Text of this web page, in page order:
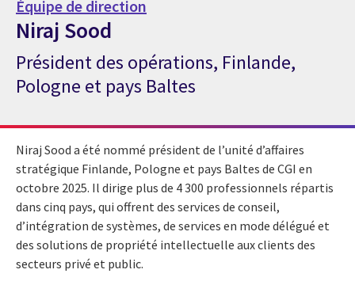
Équipe de direction
Niraj Sood
Expert de CGI Niraj Sood
Président des opérations, Finlande,
Pologne et pays Baltes
Niraj Sood a été nommé président de l’unité d’affaires
stratégique Finlande, Pologne et pays Baltes de CGI en
octobre 2025. Il dirige plus de 4 300 professionnels répartis
dans cinq pays, qui offrent des services de conseil,
d’intégration de systèmes, de services en mode délégué et
des solutions de propriété intellectuelle aux clients des
secteurs privé et public.